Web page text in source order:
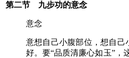
第二节 九步功的意念
意念
意想自己小腹部位，想自己
好。要“品质清廉心如玉”，